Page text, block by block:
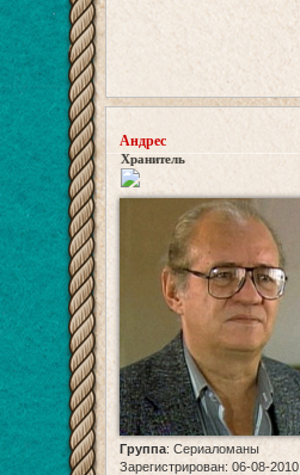
Андрес
Хранитель
Группа: Сериаломаны
Зарегистрирован: 06-08-2010